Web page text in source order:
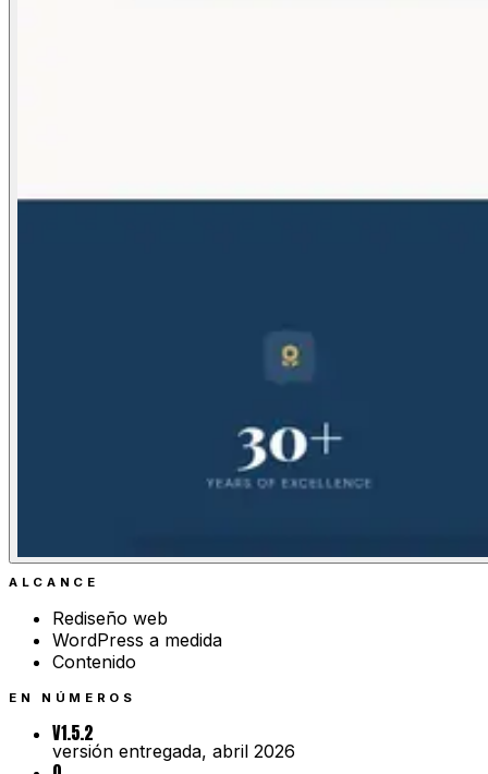
ALCANCE
Rediseño web
WordPress a medida
Contenido
EN NÚMEROS
V1.5.2
versión entregada, abril 2026